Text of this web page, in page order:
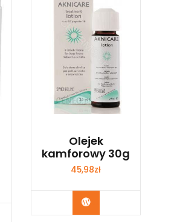
Olejek
kamforowy 30g
45,98zł
Kup Teraz